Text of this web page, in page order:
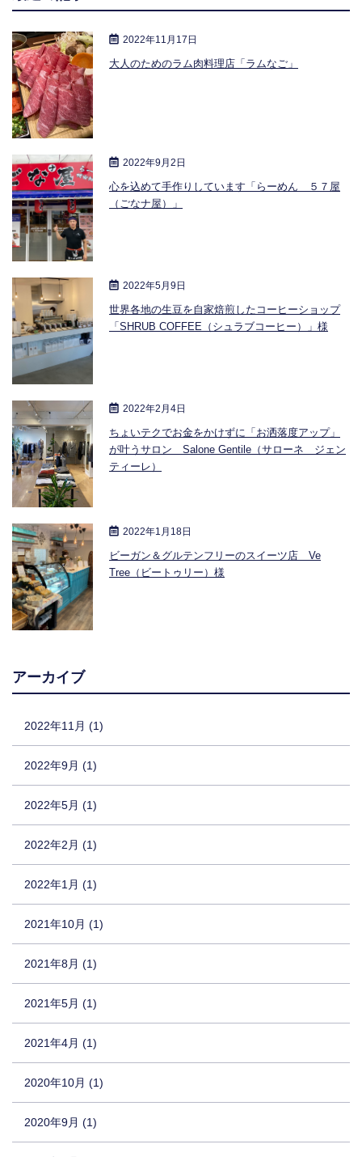
2022年11月17日
大人のためのラム肉料理店「ラムなご」
2022年9月2日
心を込めて手作りしています「らーめん ５７屋
（ごなナ屋）」
2022年5月9日
世界各地の生豆を自家焙煎したコーヒーショップ
「SHRUB COFFEE（シュラブコーヒー）」様
2022年2月4日
ちょいテクでお金をかけずに「お洒落度アップ」
が叶うサロン Salone Gentile（サローネ ジェン
ティーレ）
2022年1月18日
ビーガン＆グルテンフリーのスイーツ店 Ve
Tree（ビートゥリー）様
アーカイブ
2022年11月 (1)
2022年9月 (1)
2022年5月 (1)
2022年2月 (1)
2022年1月 (1)
2021年10月 (1)
2021年8月 (1)
2021年5月 (1)
2021年4月 (1)
2020年10月 (1)
2020年9月 (1)